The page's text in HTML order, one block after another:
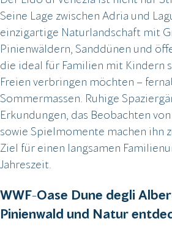
Seine Lage zwischen Adria und
einzigartige Naturlandschaft mit
Pinienwäldern, Sanddünen und
die ideal für Familien mit Kindern
Freien verbringen möchten –
Sommermassen. Ruhige
Erkundungen, das Beobachten
sowie Spielmomente machen ihn
Ziel für einen langsamen
Jahreszeit.
WWF-Oase Dune degli
Pinienwald und Natur